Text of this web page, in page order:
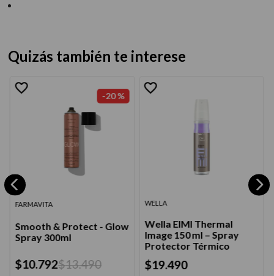
Quizás también te interese
-20 %
FARMAVITA
Smooth & Protect - Glow
Spray 300ml
$10.792$13.490
WELLA
Wella EIMI Thermal
Image 150 ml – Spray
Protector Térmico
$19.490